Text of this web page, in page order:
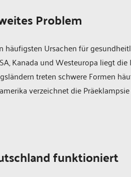
Problem
häufigsten Ursachen für
Kanada und Westeuropa liegt
treten schwere Formen
verzeichnet die
funktioniert